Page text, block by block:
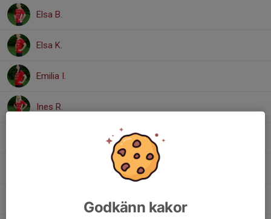
Elsa B.
Elsa K.
Emilia I.
Ines R.
Godkänn kakor